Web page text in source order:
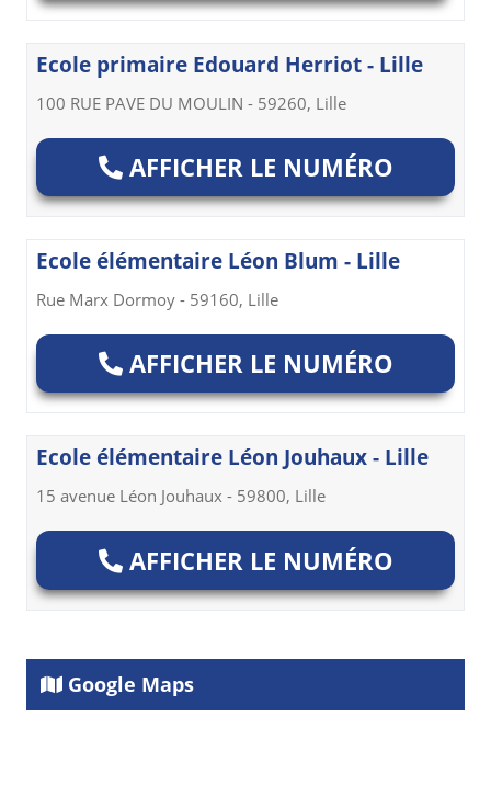
Ecole primaire Edouard Herriot - Lille
100 RUE PAVE DU MOULIN - 59260, Lille
AFFICHER LE NUMÉRO
Ecole élémentaire Léon Blum - Lille
Rue Marx Dormoy - 59160, Lille
AFFICHER LE NUMÉRO
Ecole élémentaire Léon Jouhaux - Lille
15 avenue Léon Jouhaux - 59800, Lille
AFFICHER LE NUMÉRO
Google Maps